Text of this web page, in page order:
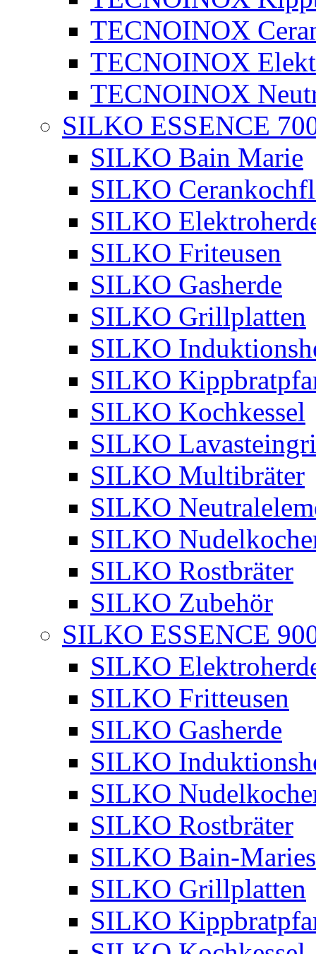
TECNOINOX
TECNOINOX
TECNOINOX
SILKO ESSENCE
SILKO Bain Marie
SILKO
SILKO
SILKO Friteusen
SILKO Gasherde
SILKO Grillplatten
SILKO
SILKO
SILKO Kochkessel
SILKO
SILKO Multibräter
SILKO
SILKO
SILKO Rostbräter
SILKO Zubehör
SILKO ESSENCE
SILKO
SILKO Fritteusen
SILKO Gasherde
SILKO
SILKO
SILKO Rostbräter
SILKO Bain-Maries
SILKO Grillplatten
SILKO